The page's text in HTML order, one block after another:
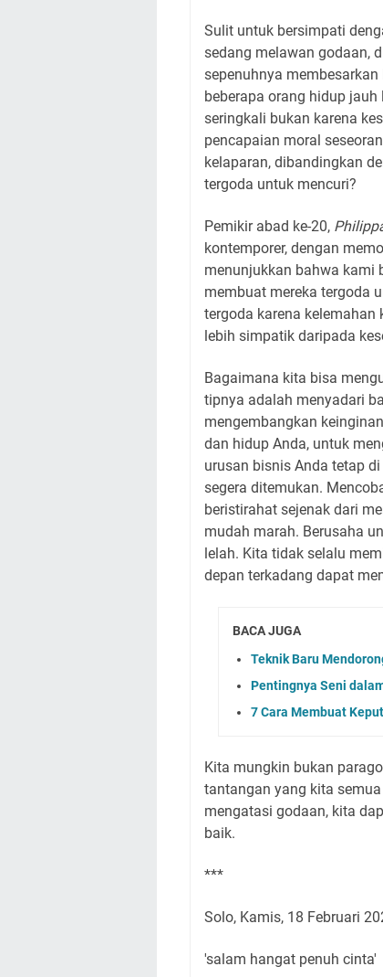
Sulit untuk bersimpati
sedang melawan godaan,
sepenuhnya
beberapa orang hidup
seringkali bukan karena
pencapaian moral
kelaparan, dibandingkan
tergoda untuk mencuri?
Pemikir abad ke-20,
kontemporer, dengan
menunjukkan bahwa kami
membuat mereka tergoda
tergoda karena kelemahan
lebih simpatik daripada
Bagaimana kita bisa
tipnya adalah menyadari
mengembangkan
dan hidup Anda, untuk
urusan bisnis Anda tetap
segera ditemukan.
beristirahat sejenak dari
mudah marah. Berusaha
lelah. Kita tidak selalu
depan terkadang dapat
BACA JUGA
Teknik Baru
Pentingnya Seni
7 Cara Membuat
Kita mungkin bukan
tantangan yang kita
mengatasi godaan, kita
baik.
***
Solo, Kamis, 18 Februari
'salam hangat penuh cinta'